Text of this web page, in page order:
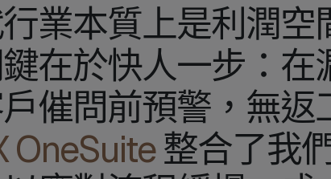
業本質上是利潤空
在於快人一步：在
催問前預警，無返
OneSuite整合了我